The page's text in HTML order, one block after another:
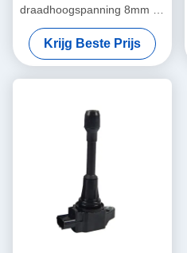
draadhoogspanning 8mm de
kabel van de de
separatorontsteking van de
bougiedraad de terminal van
het bedradingsdiagram voor
Krijg Beste Prijs